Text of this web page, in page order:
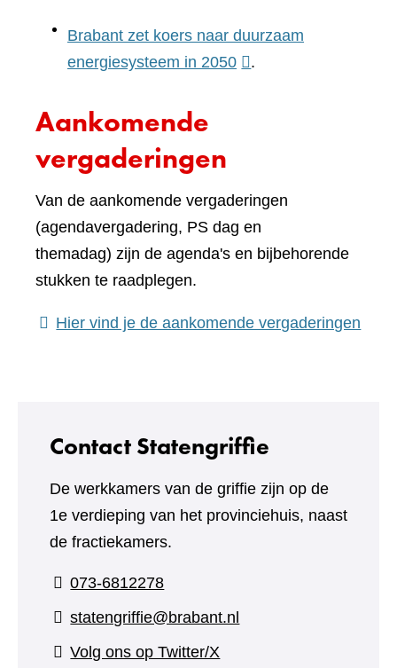
website)
Brabant zet koers naar duurzaam
energiesysteem in 2050(verwijst
.
Aankomende
vergaderingen
Van de aankomende vergaderingen
(agendavergadering, PS dag en
themadag) zijn de agenda's en bijbehorende
stukken te raadplegen.
Hier vind je de aankomende vergaderingen
Contact Statengriffie
De werkkamers van de griffie zijn op de
1e verdieping van het provinciehuis, naast
de fractiekamers.
073-6812278
statengriffie@brabant.nl
Volg ons op Twitter/X